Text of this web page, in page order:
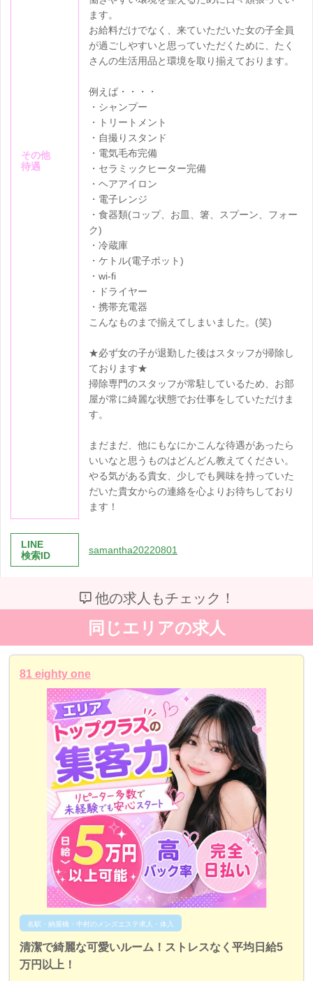
その他
待遇
ます。
お給料だけでなく、来ていただいた女の子全員
が過ごしやすいと思っていただくために、たく
さんの生活用品と環境を取り揃えております。
例えば・・・・
・シャンプー
・トリートメント
・自撮りスタンド
・電気毛布完備
・セラミックヒーター完備
・ヘアアイロン
・電子レンジ
・食器類(コップ、お皿、箸、スプーン、フォー
ク)
・冷蔵庫
・ケトル(電子ポット)
・wi-fi
・ドライヤー
・携帯充電器
こんなものまで揃えてしまいました。(笑)
★必ず女の子が退勤した後はスタッフが掃除し
ております★
掃除専門のスタッフが常駐しているため、お部
屋が常に綺麗な状態でお仕事をしていただけま
す。
まだまだ、他にもなにかこんな待遇があったら
いいなと思うものはどんどん教えてください。
やる気がある貴女、少しでも興味を持っていた
だいた貴女からの連絡を心よりお待ちしており
ます！
LINE
検索ID
samantha20220801
他の求人もチェック！
同じエリアの求人
81 eighty one
名駅・納屋橋・中村のメンズエステ求人・体入
清潔で綺麗な可愛いルーム！ストレスなく平均日給5
万円以上！